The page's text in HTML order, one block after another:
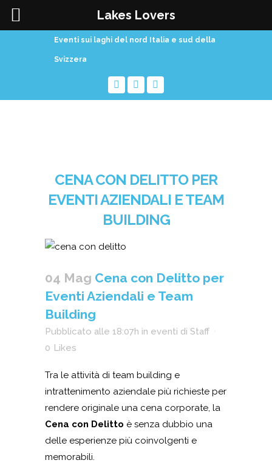
Eventi sui laghi del nord Italia e sud della
Svizzera
CENA CON DELITTO PER
EVENTI AZIENDALI E TEAM
BUILDING
04 Mag Cena con Delitto per
Eventi Aziendali e Team
Building
Pubblicato alle 18:07h in eventi di Staff
0 Likes
Tra le attività di team building e
intrattenimento aziendale più richieste per
rendere originale una cena corporate, la
Cena con Delitto è senza dubbio una
delle esperienze più coinvolgenti e
memorabili.
Lakes Lovers